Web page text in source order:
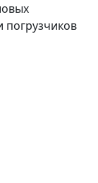
погрузчиков